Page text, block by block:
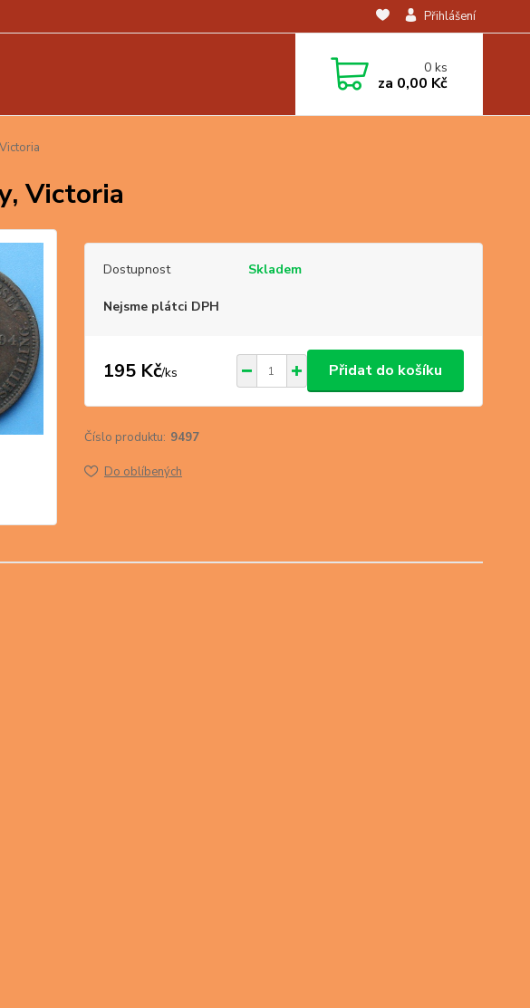
Přihlášení
0ks
za 0,00 Kč
Victoria
Dostupnost Skladem
Nejsme plátci DPH
195 Kč/ks Přidat do košíku
Číslo produktu: 9497
Do oblíbených